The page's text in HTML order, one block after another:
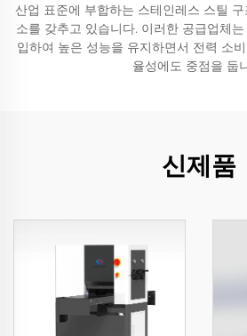
산업 표준에 부합하는 스테인레스 스틸
소를 갖추고 있습니다. 이러한 공급업체
입하여 높은 성능을 유지하면서 전력 소
율성에도 중점을 둡
신제품